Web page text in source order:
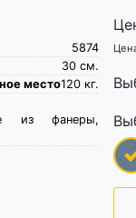
5874
см.
30
место
кг.
120
из фанеры,